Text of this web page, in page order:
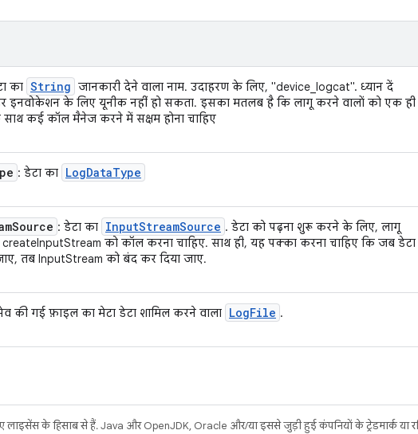
का String जानकारी देने वाला नाम. उदाहरण के लिए, "device_logcat". ध्यान दें
इनवोकेशन के लिए यूनीक नहीं हो सकता. इसका मतलब है कि लागू करने वालों को एक ही
कई कॉल मैनेज करने में सक्षम होना चाहिए
: डेटा का LogDataType
Source : डेटा का InputStreamSource . डेटा को पढ़ना शुरू करने के लिए, लागू
को कॉल करना चाहिए. साथ ही, यह पक्का करना चाहिए कि जब डेटा
तब InputStream को बंद कर दिया जाए.
की गई फ़ाइल का मेटा डेटा शामिल करने वाला LogFile .
लाइसेंस के हिसाब से हैं. Java और OpenJDK, Oracle और/या इससे जुड़ी हुई कंपनियों के ट्रेडमार्क या